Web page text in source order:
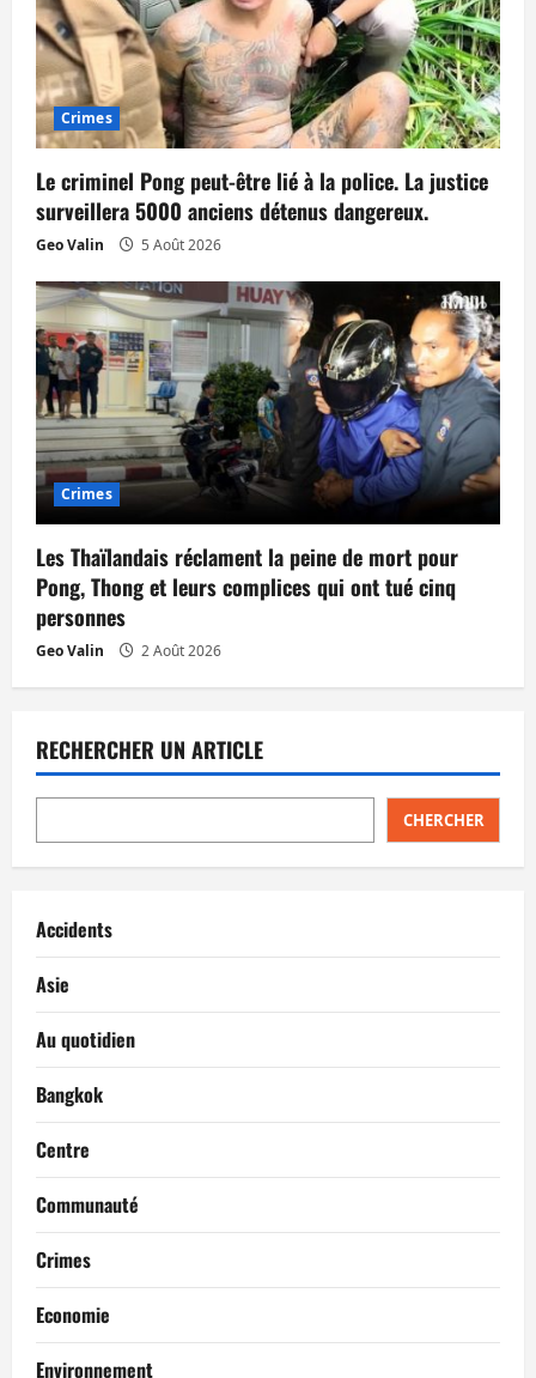
Crimes
Le criminel Pong peut-être lié à la police. La justice
surveillera 5000 anciens détenus dangereux.
Geo Valin 5 Août 2026
Crimes
Les Thaïlandais réclament la peine de mort pour
Pong, Thong et leurs complices qui ont tué cinq
personnes
Geo Valin 2 Août 2026
RECHERCHER UN ARTICLE
CHERCHER
Accidents
Asie
Au quotidien
Bangkok
Centre
Communauté
Crimes
Economie
Environnement